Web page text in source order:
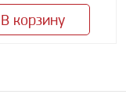
В корзину